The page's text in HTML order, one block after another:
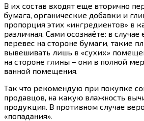
В их состав входят еще вторично
бумага, органические добавки и
пропорция этих «ингредиентов» в
различная. Сами осознаёте: в
перевес на стороне бумаги, такие
вывешивать лишь в «сухих»
на стороне глины – они в полной
ванной помещения.
Так что рекомендую при покупке
продавцов, на какую влажность
продукция. В противном случае
«попадания».